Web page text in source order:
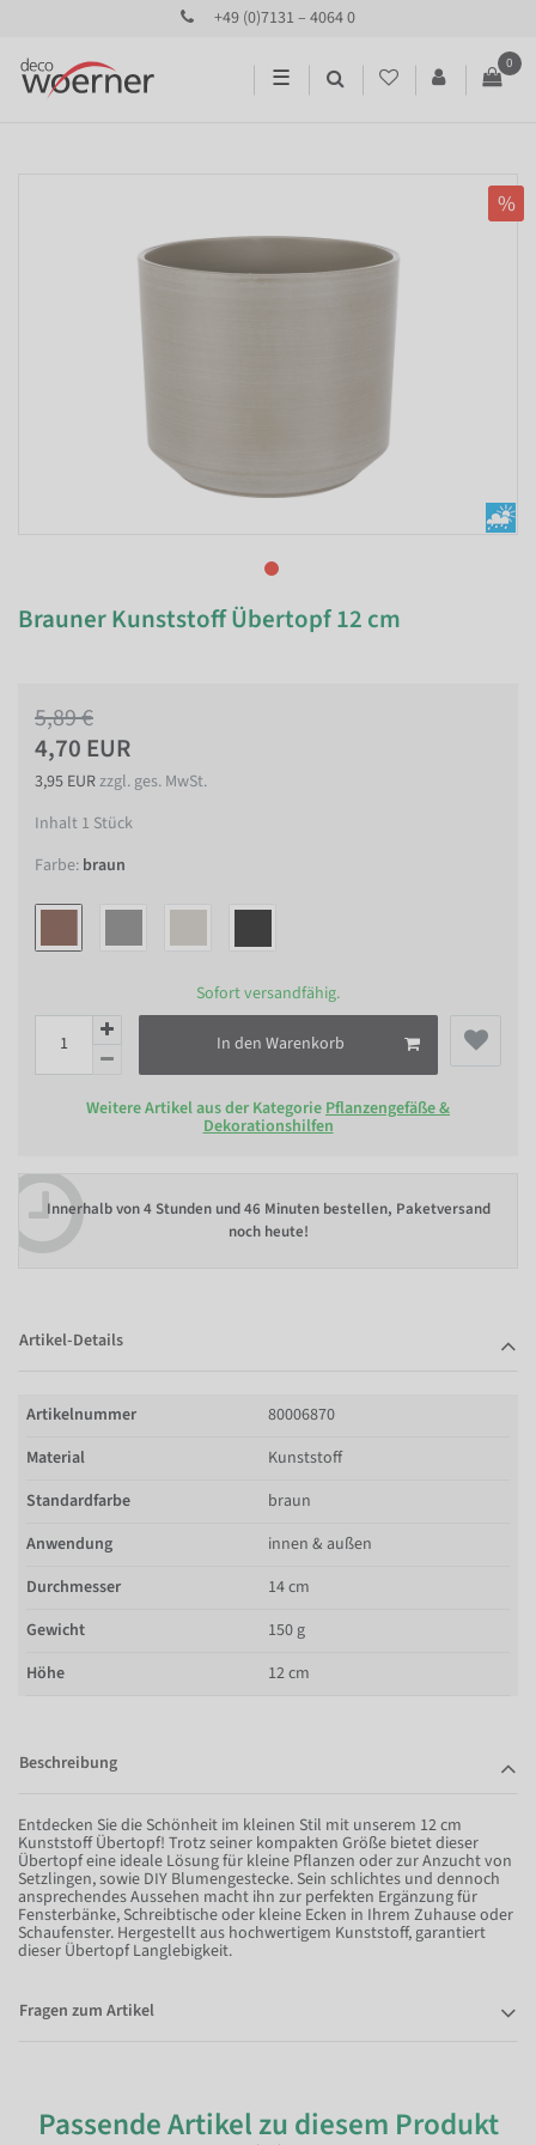
+49 (0)7131 – 4064 0
☰
0
%
Brauner Kunststoff Übertopf 12 cm
5,89 €
4,70 EUR
3,95 EURzzgl. ges. MwSt.
Inhalt 1 Stück
Farbe: braun
Sofort versandfähig.
In den Warenkorb
Weitere Artikel aus der Kategorie Pflanzengefäße &
Dekorationshilfen
Innerhalb von4 Stunden und 46 Minuten bestellen, Paketversand
noch heute!
Artikel-Details
Artikelnummer
80006870
Material
Kunststoff
Standardfarbe
braun
Anwendung
innen & außen
Durchmesser
14 cm
Gewicht
150 g
Höhe
12 cm
Beschreibung
Entdecken Sie die Schönheit im kleinen Stil mit unserem 12 cm
Kunststoff Übertopf! Trotz seiner kompakten Größe bietet dieser
Übertopf eine ideale Lösung für kleine Pflanzen oder zur Anzucht von
Setzlingen, sowie DIY Blumengestecke. Sein schlichtes und dennoch
ansprechendes Aussehen macht ihn zur perfekten Ergänzung für
Fensterbänke, Schreibtische oder kleine Ecken in Ihrem Zuhause oder
Schaufenster. Hergestellt aus hochwertigem Kunststoff, garantiert
dieser Übertopf Langlebigkeit.
Fragen zum Artikel
Passende Artikel zu diesem Produkt